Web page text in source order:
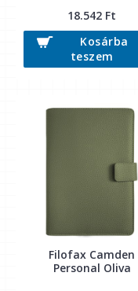
18.542 Ft
Kosárba
teszem
Filofax Camden
Personal Oliva